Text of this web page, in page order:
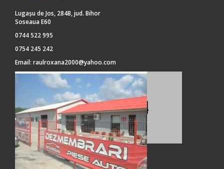
Lugașu de Jos, 284B, jud. Bihor
Soseaua E60
0744 522 995
0754 245 242
Email: raulroxana2000@yahoo.com